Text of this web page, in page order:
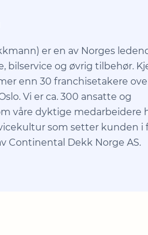
er en av Norges
bilservice og øvrig tilbehør.
enn 30 franchisetakere
Vi er ca. 300 ansatte og
våre dyktige medarbeidere
som setter kunden i
Continental Dekk Norge AS.